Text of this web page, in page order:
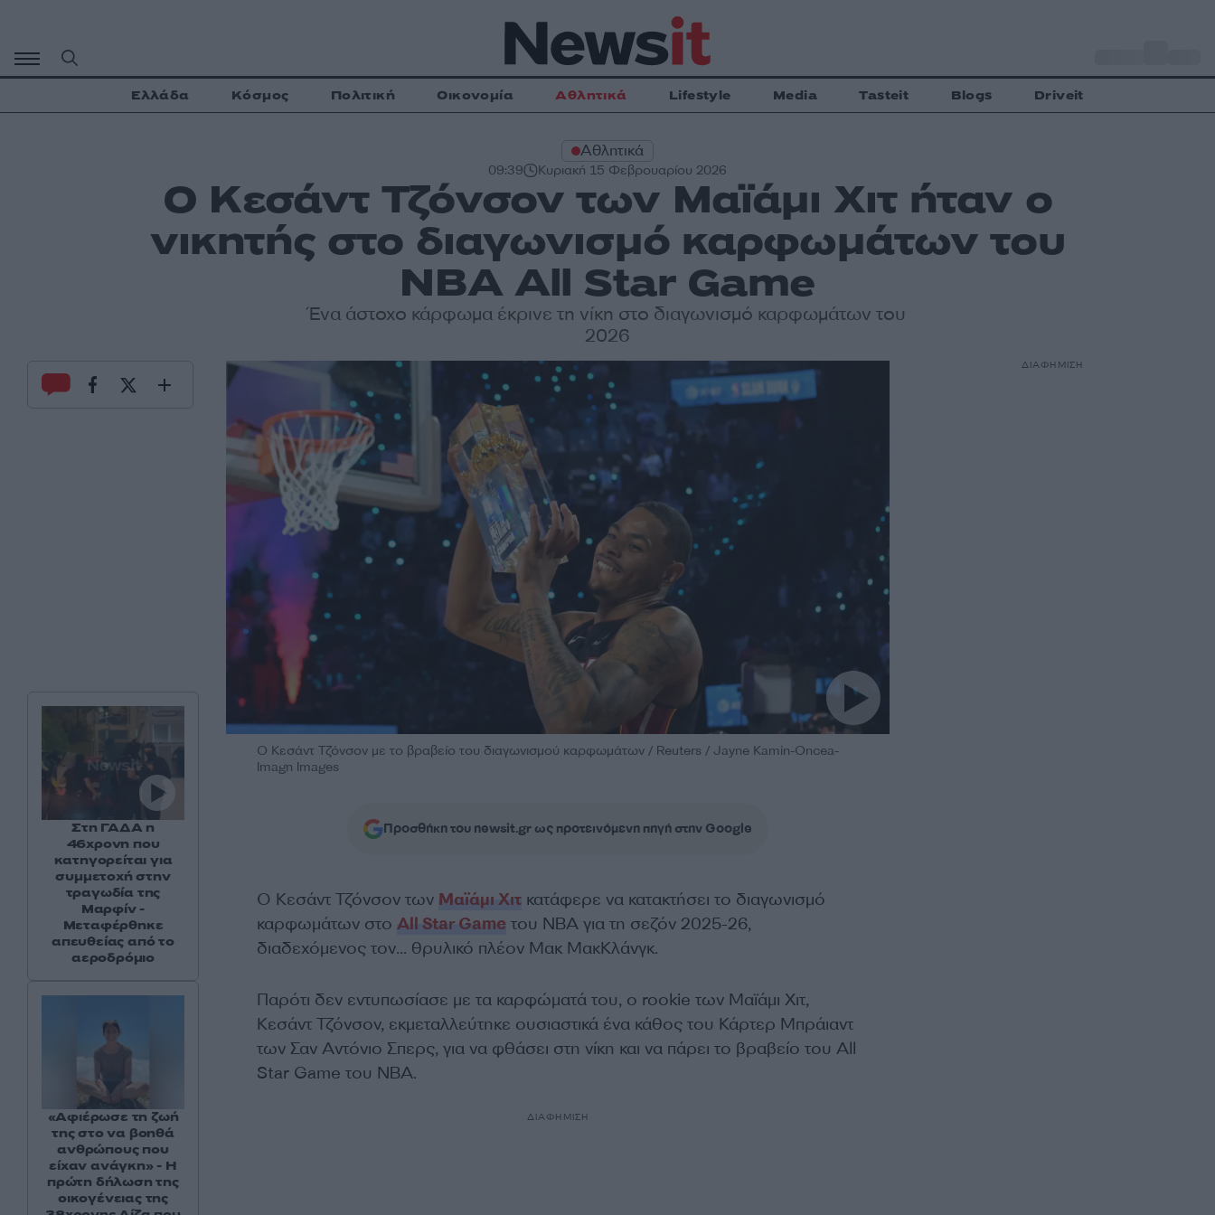
περιεχόμενο
Ελλάδα Κόσμος Πολιτική Οικονομία Αθλητικά Lifestyle Media Tasteit Blogs Driveit
Αθλητικά
09:39 Κυριακή 15 Φεβρουαρίου 2026
O Κεσάντ Τζόνσον των Μαϊάμι Χιτ ήταν ο
νικητής στο διαγωνισμό καρφωμάτων του
NBA All Star Game
Ένα άστοχο κάρφωμα έκρινε τη νίκη στο διαγωνισμό καρφωμάτων του
2026
Ο Κεσάντ Τζόνσον με το βραβείο του διαγωνισμού καρφωμάτων / Reuters / Jayne Kamin-Oncea-
Imagn Images
Προσθήκη του newsit.gr ως προτεινόμενη πηγή στην Google
Ο Κεσάντ Τζόνσον των Μαϊάμι Χιτκατάφερε να κατακτήσει το διαγωνισμό
καρφωμάτων στο All Star Gameτου NBA για τη σεζόν 2025-26,
διαδεχόμενος τον… θρυλικό πλέον Μακ ΜακΚλάνγκ.
Παρότι δεν εντυπωσίασε με τα καρφώματά του, ο rookie των Μαϊάμι Χιτ,
Κεσάντ Τζόνσον, εκμεταλλεύτηκε ουσιαστικά ένα κάθος του Κάρτερ Μπράιαντ
των Σαν Αντόνιο Σπερς, για να φθάσει στη νίκη και να πάρει το βραβείο του All
Star Game του NBA.
ΔΙΑΦΗΜΙΣΗ
Στη ΓΑΔΑ η
46χρονη που
κατηγορείται για
συμμετοχή στην
τραγωδία της
Μαρφίν -
Μεταφέρθηκε
απευθείας από το
αεροδρόμιο
«Αφιέρωσε τη ζωή
της στο να βοηθά
ανθρώπους που
είχαν ανάγκη» - Η
πρώτη δήλωση της
οικογένειας της
ΔΙΑΦΗΜΙΣΗ